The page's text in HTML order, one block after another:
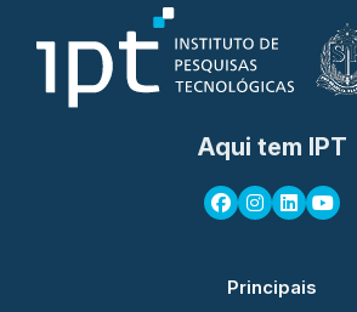
Aqui tem IPT
Principais